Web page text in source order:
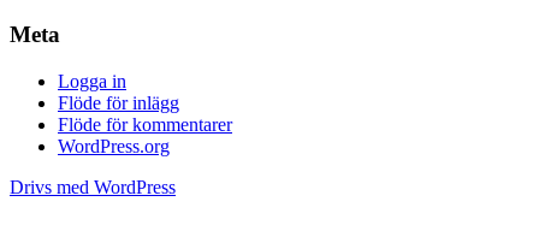
Meta
Logga in
Flöde för inlägg
Flöde för kommentarer
WordPress.org
Drivs med WordPress